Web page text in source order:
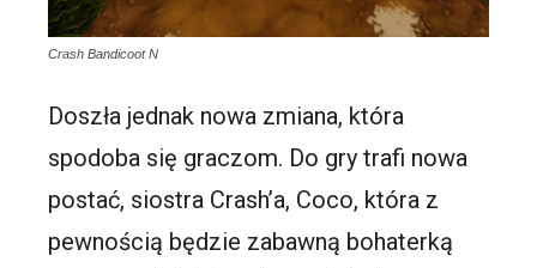
Crash Bandicoot N
Doszła jednak nowa zmiana, która
spodoba się graczom. Do gry trafi nowa
postać, siostra Crash’a, Coco, która z
pewnością będzie zabawną bohaterką